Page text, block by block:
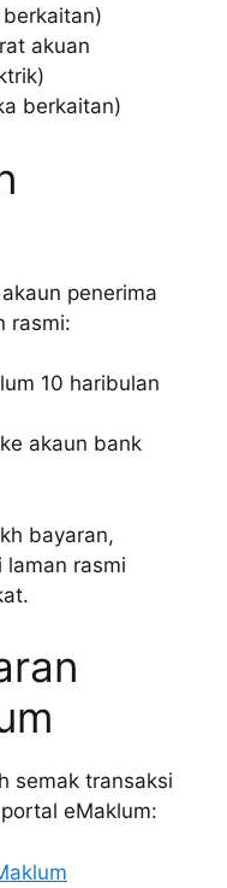
akuan
berkaitan)
penerima
rasmi:
10 haribulan
akaun bank
bayaran,
rasmi
semak transaksi
eMaklum: